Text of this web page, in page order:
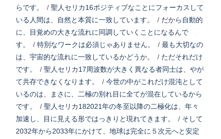
らです。
/ 聖人セリカ16ポジティブなことにフォーカスして
いる人間は、自然と本質に一致しています。
/ だから自動的
に、目覚めの大きな流れに同調していくことになるんで
す。
/ 特別なワークは必須じゃありません。 / 最も大切なの
は、宇宙的な流れに一致しているかどうか。
/ ただそれだけ
です。
/ 聖人セリカ17周波数が大きく異なる者同士は、やが
て共存できなくなります。
/ 今世の中がこれだけ混沌として
いるのは、まさに、二極の別れ目に全てが混在しているから
です。
/ 聖人セリカ182021年の冬至以降の二極化は、年々
加速し、目に見える形ではっきりと現れてきます。
/ そして
2032年から2033年にかけて、地球は完全に５次元へと安定